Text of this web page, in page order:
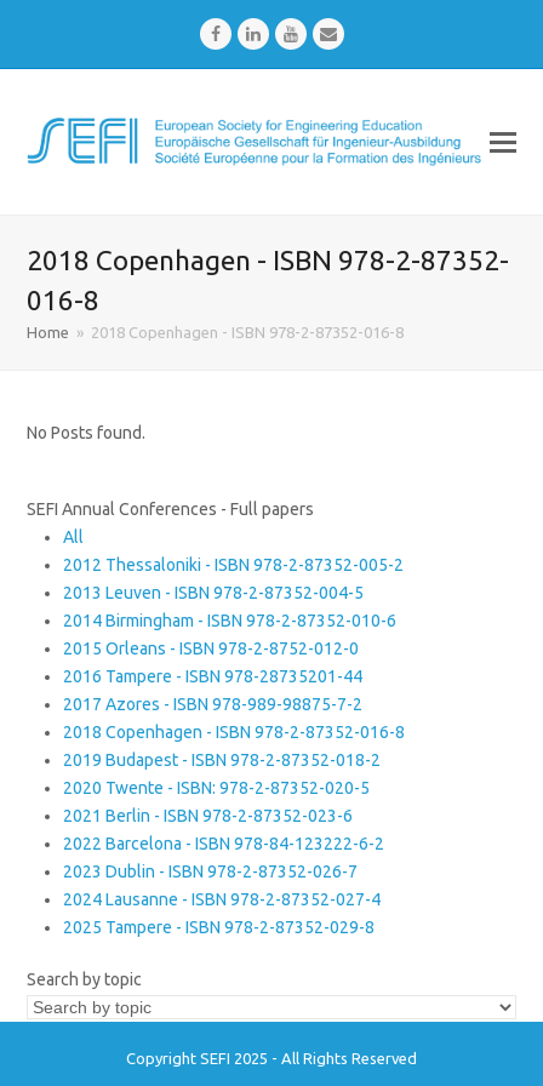
FacebookLinkedInYoutubeEmail
2018 Copenhagen - ISBN 978-2-87352-
016-8
Home » 2018 Copenhagen - ISBN 978-2-87352-016-8
No Posts found.
SEFI Annual Conferences - Full papers
All
2012 Thessaloniki - ISBN 978-2-87352-005-2
2013 Leuven - ISBN 978-2-87352-004-5
2014 Birmingham - ISBN 978-2-87352-010-6
2015 Orleans - ISBN 978-2-8752-012-0
2016 Tampere - ISBN 978-28735201-44
2017 Azores - ISBN 978-989-98875-7-2
2018 Copenhagen - ISBN 978-2-87352-016-8
2019 Budapest - ISBN 978-2-87352-018-2
2020 Twente - ISBN: 978-2-87352-020-5
2021 Berlin - ISBN 978-2-87352-023-6
2022 Barcelona - ISBN 978-84-123222-6-2
2023 Dublin - ISBN 978-2-87352-026-7
2024 Lausanne - ISBN 978-2-87352-027-4
2025 Tampere - ISBN 978-2-87352-029-8
Search by topic
Copyright SEFI 2025 - All Rights Reserved